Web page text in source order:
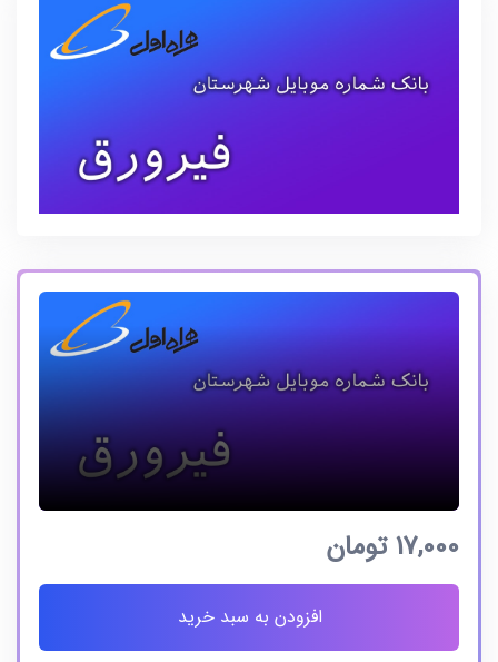
17,000تومان
افزودن به سبد خرید